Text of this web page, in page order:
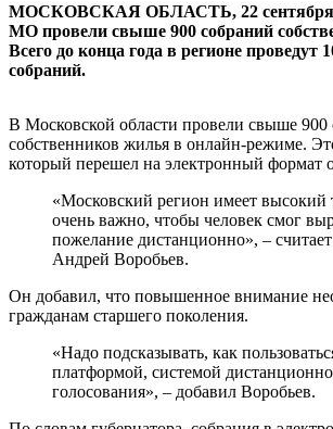
МОСКОВСКАЯ ОБЛАСТЬ, 22 сентября,
МО провели свыше 900 собраний
Всего до конца года в регионе проведут
собраний.
В Московской области провели свыше 900
собственников жилья в онлайн-режиме.
который перешел на электронный формат
«Московский регион имеет высокий
очень важно, чтобы человек смог
пожелание дистанционно», –
Андрей Воробьев.
Он добавил, что повышенное внимание
гражданам старшего поколения.
«Надо подсказывать, как
платформой, системой
голосования», – добавил Воробьев.